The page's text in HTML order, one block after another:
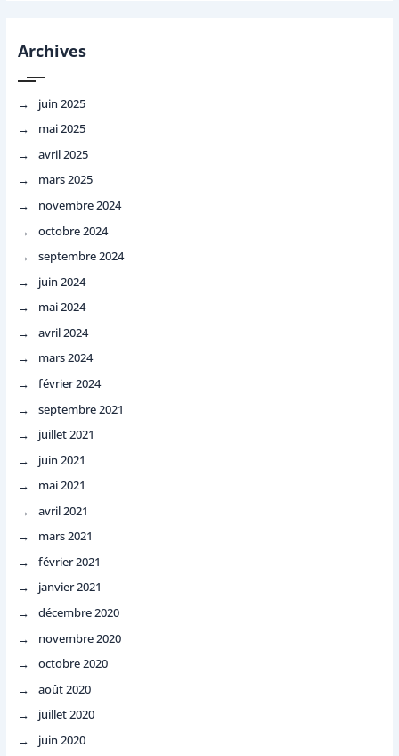
Archives
juin 2025
mai 2025
avril 2025
mars 2025
novembre 2024
octobre 2024
septembre 2024
juin 2024
mai 2024
avril 2024
mars 2024
février 2024
septembre 2021
juillet 2021
juin 2021
mai 2021
avril 2021
mars 2021
février 2021
janvier 2021
décembre 2020
novembre 2020
octobre 2020
août 2020
juillet 2020
juin 2020